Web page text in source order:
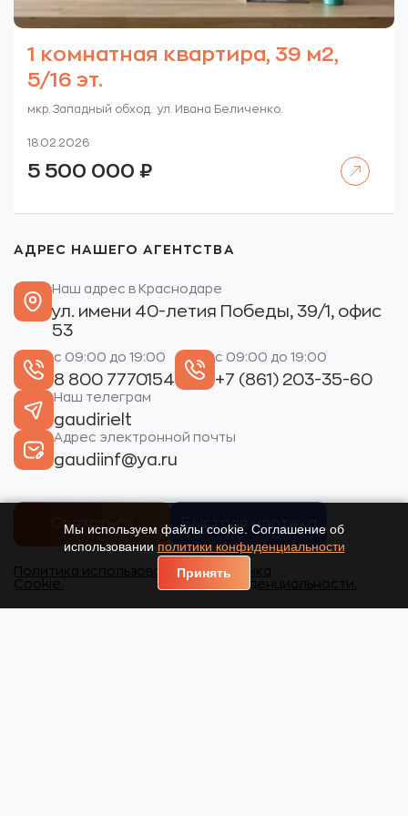
1 комнатная квартира, 39 м2,
5/16 эт.
мкр. Западный обход. ул. Ивана Беличенко.
18.02.2026
5 500 000 ₽
АДРЕС НАШЕГО АГЕНТСТВА
Наш адрес в Краснодаре
ул. имени 40-летия Победы, 39/1, офис
53
с 09:00 до 19:00
8 800 7770154
с 09:00 до 19:00
+7 (861) 203-35-60
Наш телеграм
gaudirielt
Адрес электронной почты
gaudiinf@ya.ru
Связаться Быстрая ипотека
Политика использования
Cookie.
Политика
конфиденциальности.
Мы используем файлы cookie. Соглашение об
использовании политики конфиденциальности
Принять